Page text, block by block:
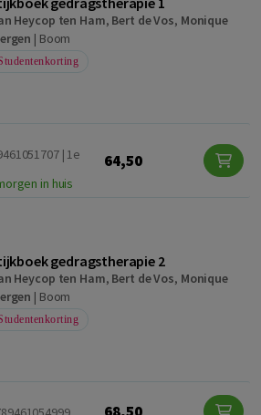
Heycop ten Ham, Bert de Vos, Monique
| Boom
| 1e
in huis
64,50
gedragstherapie 2
Heycop ten Ham, Bert de Vos, Monique
| Boom